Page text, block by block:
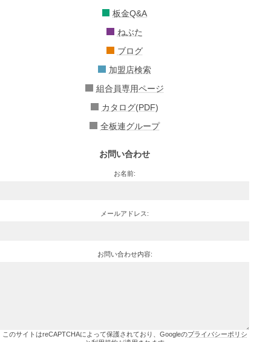
板金Q&A
ねぶた
ブログ
加盟店検索
組合員専用ページ
カタログ(PDF)
全板連グループ
お問い合わせ
お名前:
メールアドレス:
お問い合わせ内容:
このサイトはreCAPTCHAによって保護されており、Googleのプライバシーポリシ